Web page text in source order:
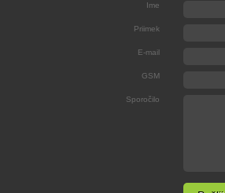
Ime
Priimek
E-mail
GSM
Sporočilo